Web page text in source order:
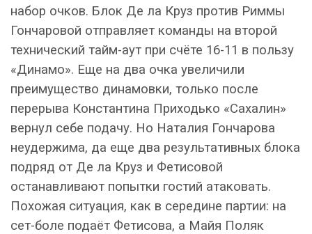
набор очков. Блок Де ла Круз против Риммы
Гончаровой отправляет команды на второй
технический тайм-аут при счёте 16-11 в пользу
«Динамо». Еще на два очка увеличили
преимущество динамовки, только после
перерыва Константина Приходько «Сахалин»
вернул себе подачу. Но Наталия Гончарова
неудержима, да еще два результативных блока
подряд от Де ла Круз и Фетисовой
останавливают попытки гостий атаковать.
Похожая ситуация, как в середине партии: на
сет-боле подаёт Фетисова, а Майя Поляк